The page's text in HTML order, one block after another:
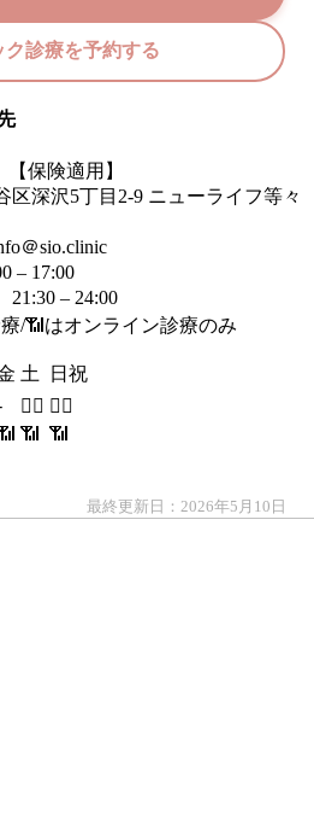
ク診療を予約する
保険適用】
深沢5丁目2-9 ニューライフ等々
＠sio.clinic
– 17:00
– 24:00
/📶はオンライン診療のみ
土
日祝
👩‍⚕️ 👩‍⚕️
📶 📶
最終更新日：2026年5月10日